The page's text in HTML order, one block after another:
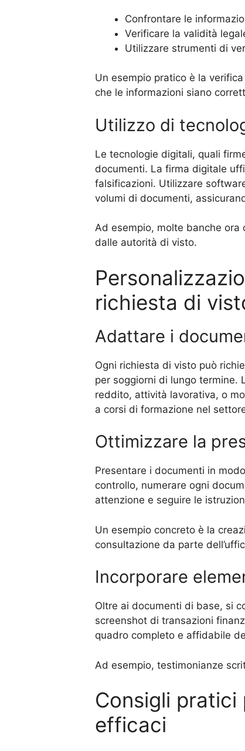
Confrontare le
Verificare la validità
Utilizzare strumenti di
Un esempio pratico è la
che le informazioni siano
Utilizzo di
Le tecnologie digitali, quali
documenti. La firma digitale
falsificazioni. Utilizzare
volumi di documenti,
Ad esempio, molte banche
dalle autorità di visto.
richiesta di
Adattare i
Ogni richiesta di visto può
per soggiorni di lungo termine.
reddito, attività lavorativa, o
a corsi di formazione nel
Ottimizzare la
Presentare i documenti in
controllo, numerare ogni
attenzione e seguire le
Un esempio concreto è la
consultazione da parte
Incorporare
Oltre ai documenti di base, si
screenshot di transazioni
quadro completo e affidabile
Ad esempio, testimonianze
Consigli
efficaci